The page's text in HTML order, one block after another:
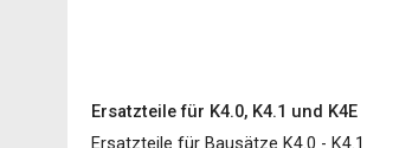
Ersatzteile für K4.0, K4.1 und K4E
Ersatzteile für Bausätze K4.0 - K4.1